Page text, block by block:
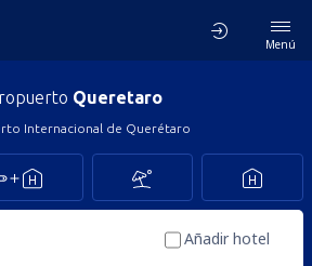
Menú
Queretaro
Internacional de Querétaro
Añadir hotel